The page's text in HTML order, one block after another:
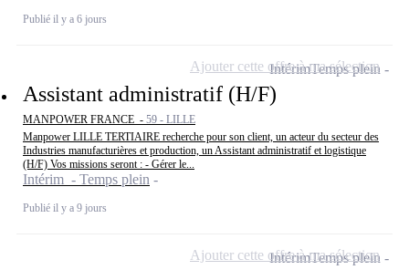
Publié il y a 6 jours
Assistant administratif (H/F)
MANPOWER FRANCE - 59 - LILLE
Manpower LILLE TERTIAIRE recherche pour son client, un acteur du secteur des
Industries manufacturières et production, un Assistant administratif et logistique
(H/F) Vos missions seront : - Gérer le...
Intérim - Temps plein
Publié il y a 9 jours
IntérimTemps plein
Ajouter cette offre à ma sélection
IntérimTemps plein
Ajouter cette offre à ma sélection